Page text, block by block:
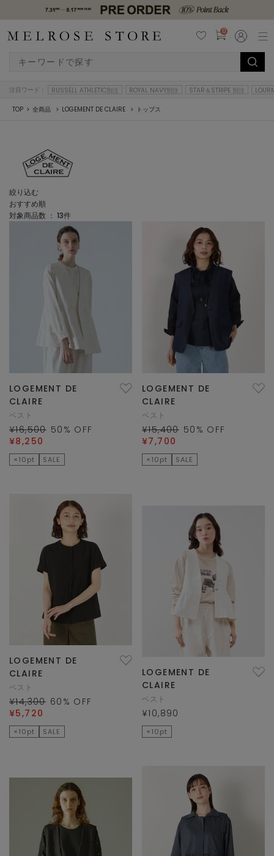
0
注目ワード： RUSSELL ATHLETIC別注 ROYAL NAVY別注 STAR＆STRIPE 別注
TOP 全商品 LOGEMENT DE CLAIRE トップス
絞り込む
おすすめ順
対象商品数 ： 13件
LOGEMENT DE
CLAIRE
ベスト
¥16,500 50 % OFF
¥8,250
×10pt SALE
LOGEMENT DE
CLAIRE
ベスト
¥15,400 50 % OFF
¥7,700
×10pt SALE
LOGEMENT DE
CLAIRE
ベスト
¥14,300 60 % OFF
¥5,720
×10pt SALE
LOGEMENT DE
CLAIRE
ベスト
¥10,890
×10pt